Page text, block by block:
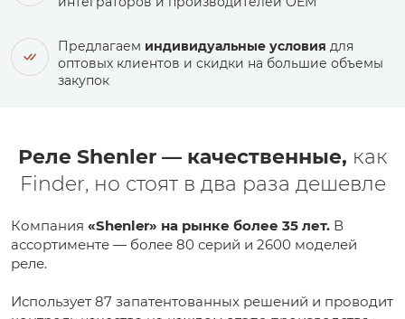
Предлагаем индивидуальные условия для
оптовых клиентов и скидки на большие объемы
закупок
Реле Shenler — качественные, как
Finder, но стоят в два раза дешевле
Компания «Shenler» на рынке более 35 лет. В
ассортименте — более 80 серий и 2600 моделей
реле.
Использует 87 запатентованных решений и проводит